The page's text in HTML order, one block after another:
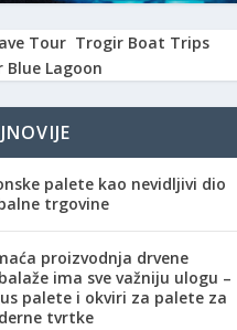
Tour Trogir Boat Trips
Blue Lagoon
palete kao nevidljivi dio
trgovine
proizvodnja drvene
ima sve važniju ulogu –
palete i okviri za palete za
tvrtke